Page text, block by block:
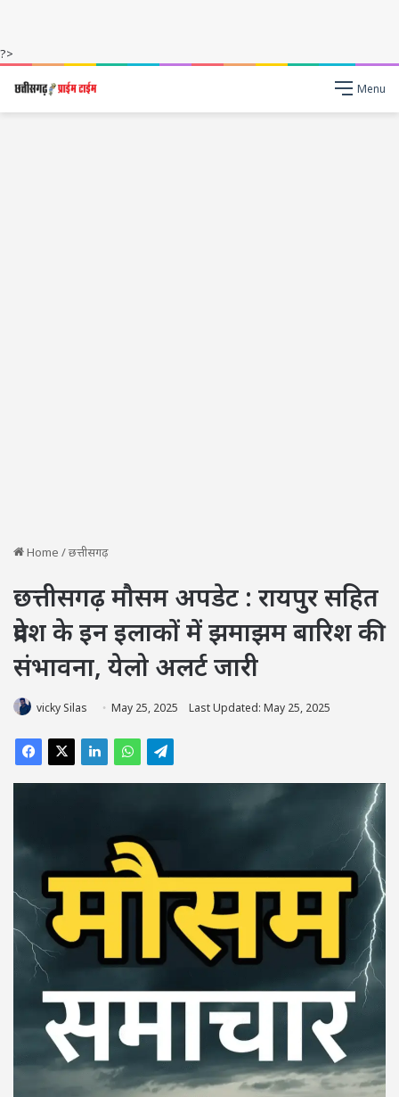
?>
Menu
Home /छत्तीसगढ़
छत्तीसगढ़ मौसम अपडेट : रायपुर सहित
प्रदेश के इन इलाकों में झमाझम बारिश की
संभावना, येलो अलर्ट जारी
vicky Silas May 25, 2025 Last Updated: May 25, 2025